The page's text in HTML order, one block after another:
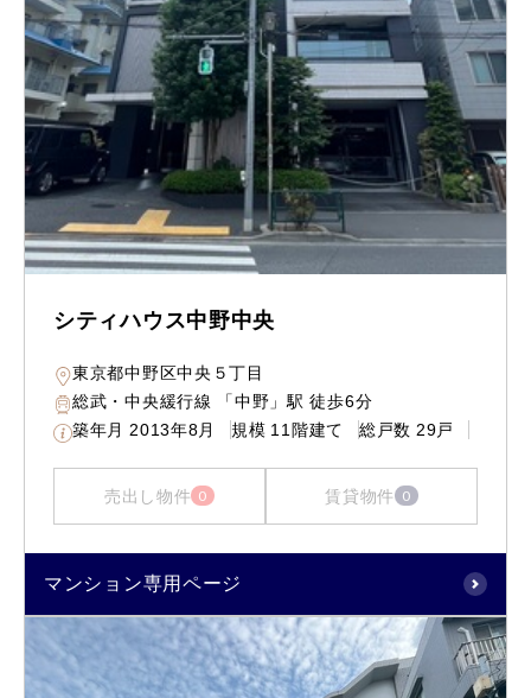
シティハウス中野中央
東京都中野区中央５丁目
総武・中央緩行線 「中野」駅 徒歩6分
築年月 2013年8月 規模 11階建て 総戸数 29戸
売出し物件 0 賃貸物件 0
マンション専用ページ